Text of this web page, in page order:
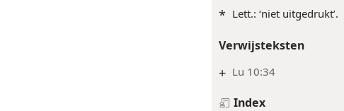
* Lett.: ‘niet uitgedrukt’.
Verwijsteksten
+ Lu 10:34
Index